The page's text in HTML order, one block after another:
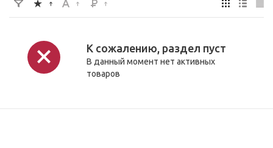
К сожалению, раздел пуст
В данный момент нет активных
товаров